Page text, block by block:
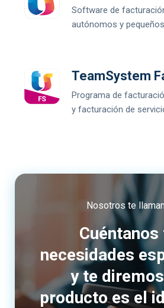
Software de
autónomos y
TeamSystem
Programa de
y facturación de
Nosotros te
Cuéntanos
necesidades
y te
producto es el